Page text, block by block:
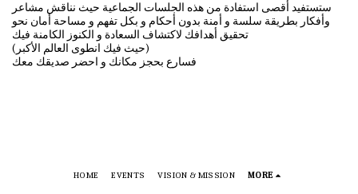
ستستفيد أقصى استفادة من هذه الجلسات الجماعية حيث نناقش مشاعر
وأفكار بطريقة سلسة و أمنة بدون أحكام و بكل تفهم و مساحة أمان نحو
تحقيق أهدافك لاكتشاف السعادة و الكنوز الكامنة فيك
(حيث فيك انطوى العالم الأكبر)
فسارع بحجز مكانك و احضر صديقك معك
HOME EVENTS VISION & MISSION MORE